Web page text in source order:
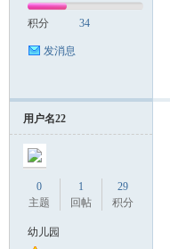
积分 34
发消息
用户名22
0
主题
1
回帖
29
积分
幼儿园